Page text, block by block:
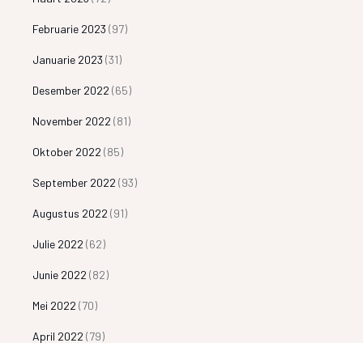
Februarie 2023 (97)
Januarie 2023 (31)
Desember 2022 (65)
November 2022 (81)
Oktober 2022 (85)
September 2022 (93)
Augustus 2022 (91)
Julie 2022 (62)
Junie 2022 (82)
Mei 2022 (70)
April 2022 (79)